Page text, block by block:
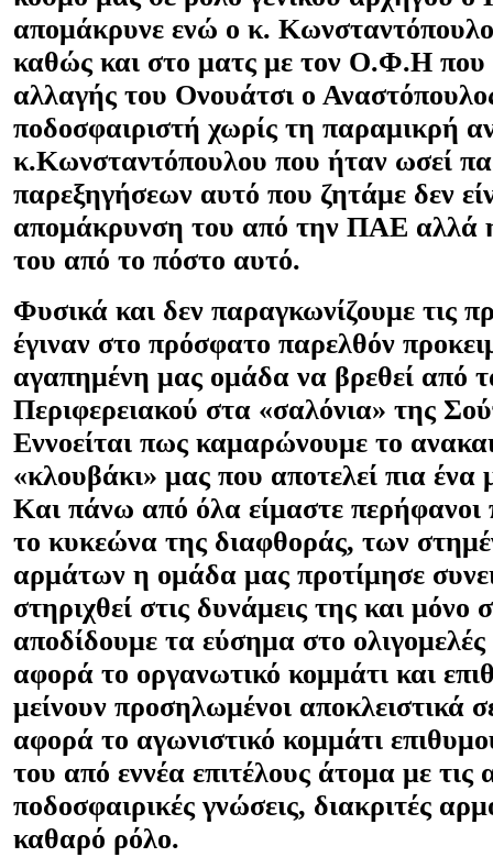
απομάκρυνε ενώ ο κ.
καθώς και στο ματς με τον Ο.Φ.Η
αλλαγής του Ονουάτσι ο
ποδοσφαιριστή χωρίς τη παραμικρή
κ.Κωνσταντόπουλου που ήταν ωσεί
παρεξηγήσεων αυτό που ζητάμε δεν
απομάκρυνση του από την ΠΑΕ αλλά
του από το πόστο αυτό.
Φυσικά και δεν παραγκωνίζουμε τις
έγιναν στο πρόσφατο παρελθόν
αγαπημένη μας ομάδα να βρεθεί από
Περιφερειακού στα «σαλόνια» της
Εννοείται πως καμαρώνουμε το
«κλουβάκι» μας που αποτελεί πια ένα
Και πάνω από όλα είμαστε περήφανοι
το κυκεώνα της διαφθοράς, των
αρμάτων η ομάδα μας προτίμησε
στηριχθεί στις δυνάμεις της και μόνο
αποδίδουμε τα εύσημα στο
αφορά το οργανωτικό κομμάτι και
μείνουν προσηλωμένοι αποκλειστικά
αφορά το αγωνιστικό κομμάτι
του από εννέα επιτέλους άτομα με τις
ποδοσφαιρικές γνώσεις, διακριτές
καθαρό ρόλο.